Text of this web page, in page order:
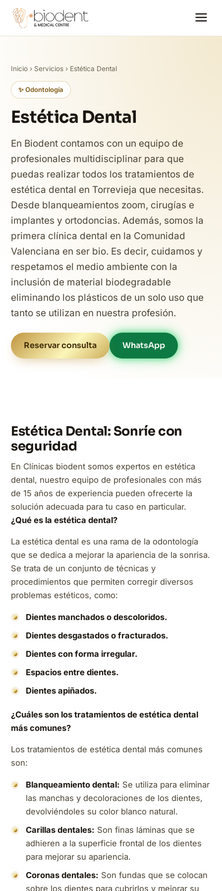
Inicio › Servicios › Estética Dental
✨ Odontología
Estética Dental
En Biodent contamos con un equipo de
profesionales multidisciplinar para que
puedas realizar todos los tratamientos de
estética dental en Torrevieja que necesitas.
Desde blanqueamientos zoom, cirugías e
implantes y ortodoncias. Además, somos la
primera clínica dental en la Comunidad
Valenciana en ser bio. Es decir, cuidamos y
respetamos el medio ambiente con la
inclusión de material biodegradable
eliminando los plásticos de un solo uso que
tanto se utilizan en nuestra profesión.
Reservar consulta WhatsApp
Estética Dental: Sonríe con
seguridad
En Clínicas biodent somos expertos en estética
dental, nuestro equipo de profesionales con más
de 15 años de experiencia pueden ofrecerte la
solución adecuada para tu caso en particular.
¿Qué es la estética dental?
La estética dental es una rama de la odontología
que se dedica a mejorar la apariencia de la sonrisa.
Se trata de un conjunto de técnicas y
procedimientos que permiten corregir diversos
problemas estéticos, como:
Dientes manchados o descoloridos.
Dientes desgastados o fracturados.
Dientes con forma irregular.
Espacios entre dientes.
Dientes apiñados.
¿Cuáles son los tratamientos de estética dental
más comunes?
Los tratamientos de estética dental más comunes
son:
Blanqueamiento dental: Se utiliza para eliminar
las manchas y decoloraciones de los dientes,
devolviéndoles su color blanco natural.
Carillas dentales: Son finas láminas que se
adhieren a la superficie frontal de los dientes
para mejorar su apariencia.
Coronas dentales: Son fundas que se colocan
sobre los dientes para cubrirlos y mejorar su